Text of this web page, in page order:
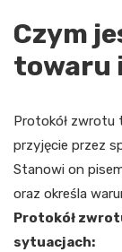
Czym
towaru
Protokół
przyjęcie przez
Stanowi on
oraz określa
Protokół
sytuacjach: